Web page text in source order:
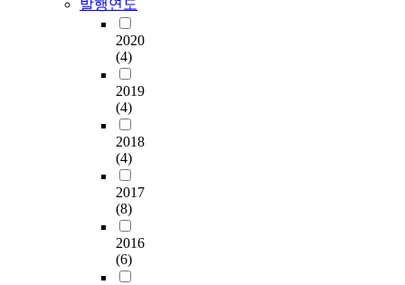
발행연도
2020
(4)
2019
(4)
2018
(4)
2017
(8)
2016
(6)